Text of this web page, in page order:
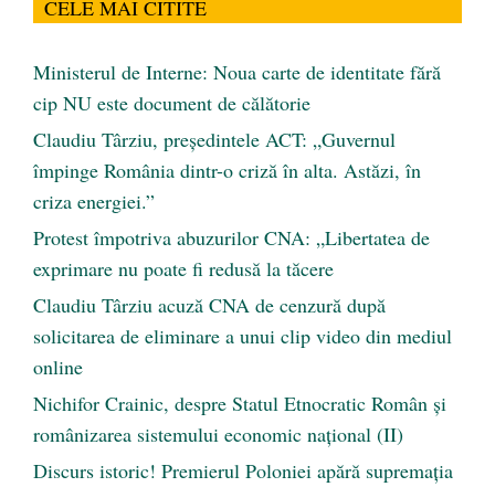
CELE MAI CITITE
Ministerul de Interne: Noua carte de identitate fără
cip NU este document de călătorie
Claudiu Târziu, președintele ACT: „Guvernul
împinge România dintr-o criză în alta. Astăzi, în
criza energiei.”
Protest împotriva abuzurilor CNA: „Libertatea de
exprimare nu poate fi redusă la tăcere
Claudiu Târziu acuză CNA de cenzură după
solicitarea de eliminare a unui clip video din mediul
online
Nichifor Crainic, despre Statul Etnocratic Român şi
românizarea sistemului economic naţional (II)
Discurs istoric! Premierul Poloniei apără supremația